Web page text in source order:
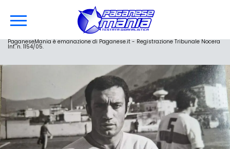
PaganeseMania è emanazione di Paganese.it - Registrazione Tribunale Nocera
Inf. n. 1154/05.